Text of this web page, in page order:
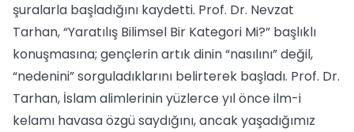
şuralarla başladığını kaydetti. Prof. Dr. Nevzat
Tarhan, “Yaratılış Bilimsel Bir Kategori Mi?” başlıklı
konuşmasına; gençlerin artık dinin “nasılını” değil,
“nedenini” sorguladıklarını belirterek başladı. Prof. Dr.
Tarhan, İslam alimlerinin yüzlerce yıl önce ilm-i
kelamı havasa özgü saydığını, ancak yaşadığımız